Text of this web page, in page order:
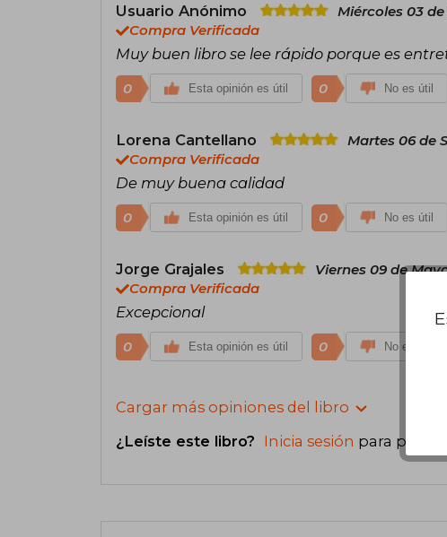
Usuario Anónimo
Miércoles 03
Compra Verificada
Muy buen libro se lee rápido porque es
0 Esta opinión es útil 0 No es útil
Lorena Cantellano
Martes 06 de
Compra Verificada
De muy buena calidad
0 Esta opinión es útil 0 No es útil
Jorge Grajales
Viernes 09 de
Compra Verificada
Excepcional
0 Esta opinión es útil 0 No es útil
Cargar más opiniones del libro
¿Leíste este libro? Inicia sesión para poder